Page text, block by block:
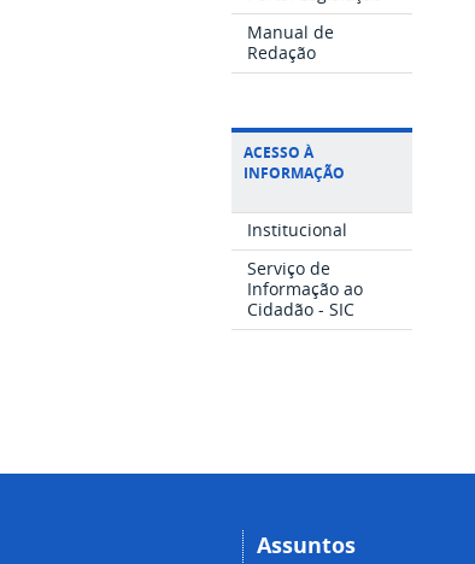
Manual de
Redação
ACESSO À
INFORMAÇÃO
Institucional
Serviço de
Informação ao
Cidadão - SIC
Assuntos